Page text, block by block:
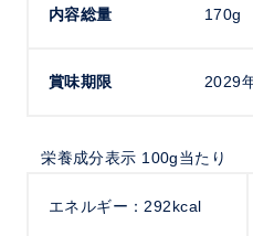
内容総量 170g
賞味期限 2029
栄養成分表示 100g当たり
エネルギー：292kcal